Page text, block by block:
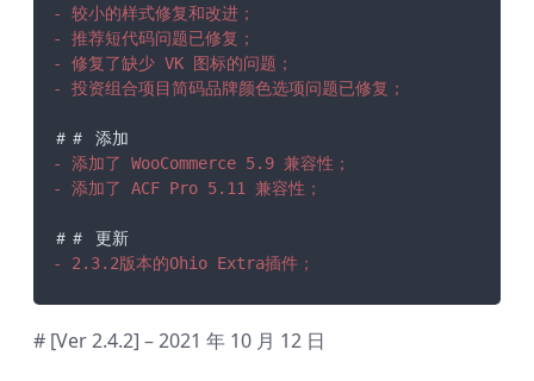
- 较小的样式修复和改进；
- 推荐短代码问题已修复；
- 修复了缺少 VK 图标的问题；
- 投资组合项目简码品牌颜色选项问题已修复；
- 添加了 WooCommerce 5.9 兼容性；
- 添加了 ACF Pro 5.11 兼容性；
- 2.3.2版本的Ohio Extra插件；
# [Ver 2.4.2] – 2021 年 10 月 12 日